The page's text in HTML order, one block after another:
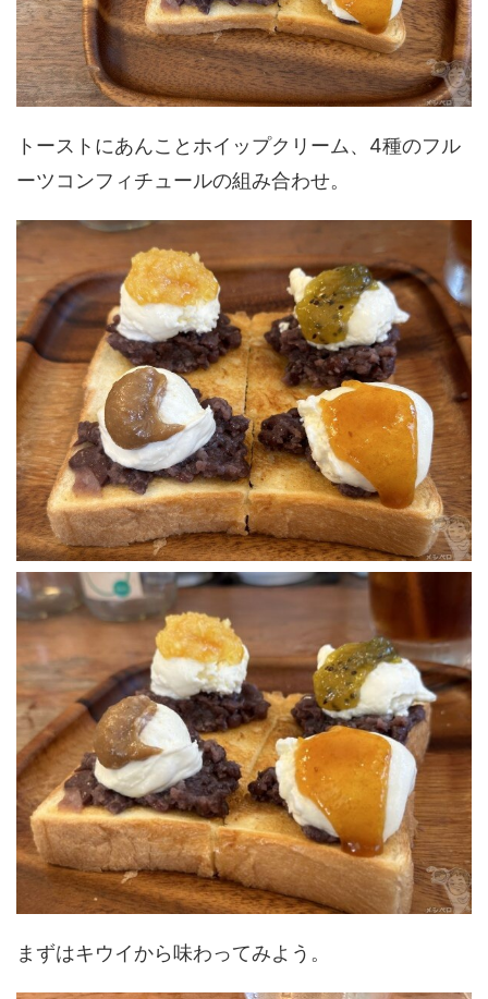
トーストにあんことホイップクリーム、4種のフル
ーツコンフィチュールの組み合わせ。
まずはキウイから味わってみよう。